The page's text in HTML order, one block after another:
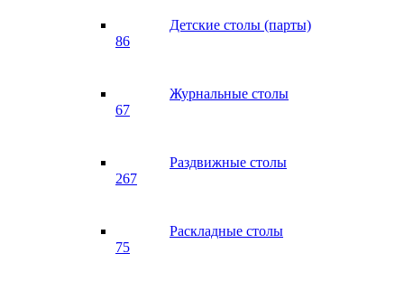
Детские столы (парты)
86
Журнальные столы
67
Раздвижные столы
267
Раскладные столы
75